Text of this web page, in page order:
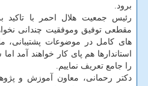
برود.
رئیس جمعیت هلال احمر با تاکید
مقطعی توفیق وموفقیت چندانی
های کامل در موضوعات پشتیبانی،
استاندارها هم پای کار خواهند آمد
را جامع تعریف نماییم.
دکتر رحمانی، معاون آموزش و